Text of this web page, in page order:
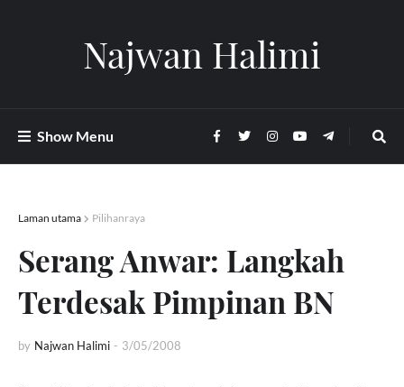
Najwan Halimi
Show Menu
Laman utama Pilihanraya
Serang Anwar: Langkah
Terdesak Pimpinan BN
by Najwan Halimi - 3/05/2008